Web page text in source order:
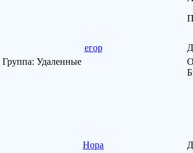
егор
Группа: Удаленные
Нора